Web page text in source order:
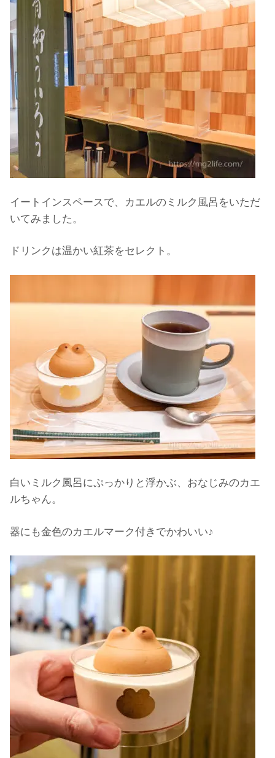
イートインスペースで、カエルのミルク風呂をいただ
いてみました。
ドリンクは温かい紅茶をセレクト。
白いミルク風呂にぷっかりと浮かぶ、おなじみのカエ
ルちゃん。
器にも金色のカエルマーク付きでかわいい♪